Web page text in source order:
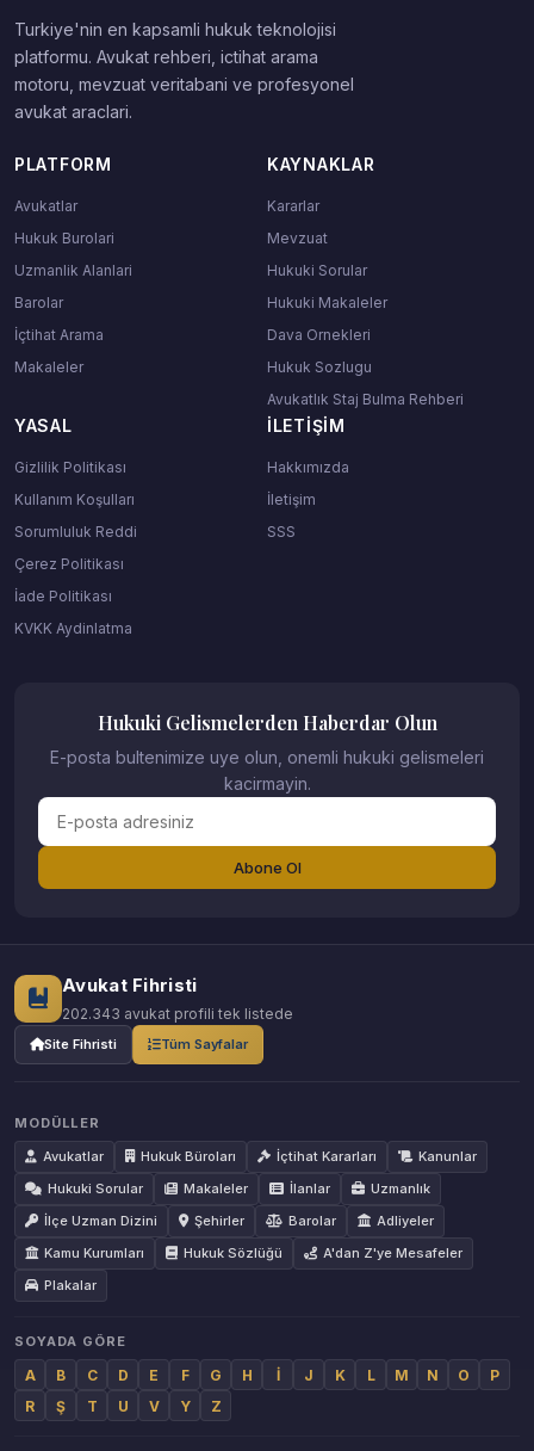
Turkiye'nin en kapsamli hukuk teknolojisi
platformu. Avukat rehberi, ictihat arama
motoru, mevzuat veritabani ve profesyonel
avukat araclari.
PLATFORM
Avukatlar
Hukuk Burolari
Uzmanlik Alanlari
Barolar
İçtihat Arama
Makaleler
KAYNAKLAR
Kararlar
Mevzuat
Hukuki Sorular
Hukuki Makaleler
Dava Ornekleri
Hukuk Sozlugu
Avukatlık Staj Bulma Rehberi
YASAL
Gizlilik Politikası
Kullanım Koşulları
Sorumluluk Reddi
Çerez Politikası
İade Politikası
KVKK Aydinlatma
İLETIŞIM
Hakkımızda
İletişim
SSS
Hukuki Gelismelerden Haberdar Olun
E-posta bultenimize uye olun, onemli hukuki gelismeleri
kacirmayin.
Abone Ol
Avukat Fihristi
202.343 avukat profili tek listede
Site Fihristi Tüm Sayfalar
MODÜLLER
Avukatlar
Hukuk Büroları İçtihat Kararları
Kanunlar
Hukuki Sorular
Makaleler İlanlar
Uzmanlık
İlçe Uzman Dizini
Şehirler Barolar
Adliyeler
Kamu Kurumları
Hukuk Sözlüğü
A'dan Z'ye Mesafeler
Plakalar
SOYADA GÖRE
A B C D E F G H İ J K L M N O
P
R
Ş T U V Y Z